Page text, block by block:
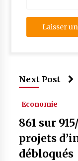
Next Post
Economie
861 sur
projets
débloqués